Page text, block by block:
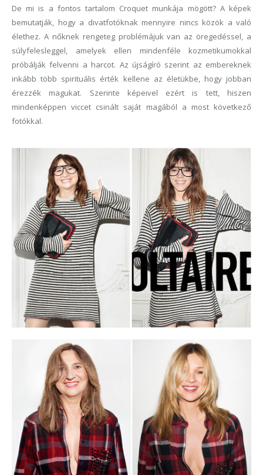
De mi is a fontos tartalom Croquet munkája mögött? A képek
bemutatják, hogy a divatfotóknak mennyire nincs közök a való
élethez. A nőknek rengeteg problémájuk van az öregedéssel, a
súlyfelesleggel, amelyek ellen mindenféle kozmetikumokkal
próbálják felvenni a harcot. Az újságíró szerint az embereknek
inkább több spirituális érték kellene az életükbe, hogy jobban
érezzék magukat. Szerinte képeivel ezért is tett, hiszen
mindenképpen viccet csinált saját magából a most következő
fotókkal.